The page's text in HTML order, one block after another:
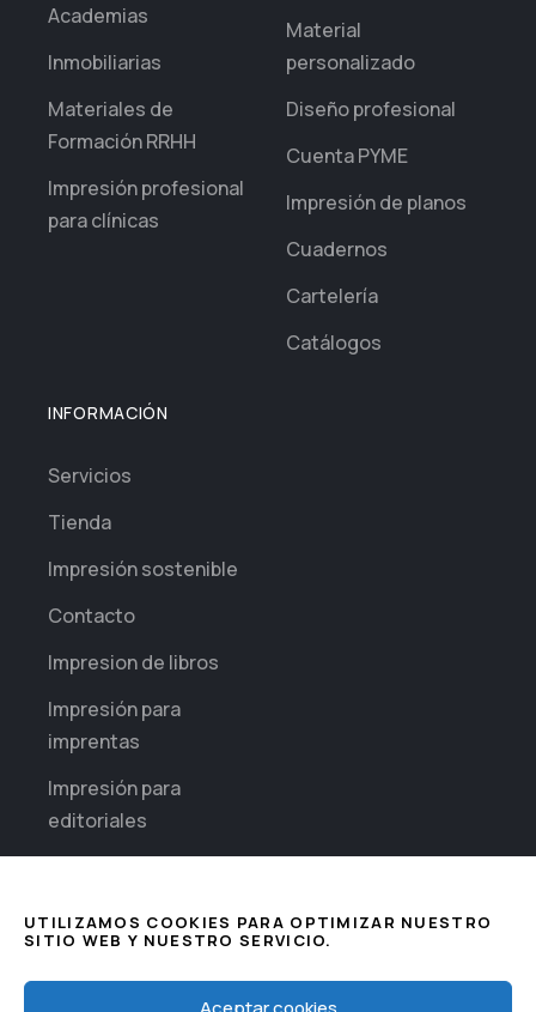
UTILIZAMOS COOKIES PARA OPTIMIZAR NUESTRO
SITIO WEB Y NUESTRO SERVICIO.
Academias
Inmobiliarias
Materiales de
Formación RRHH
Impresión profesional
para clínicas
Material
personalizado
Diseño profesional
Cuenta PYME
Impresión de planos
Cuadernos
Cartelería
Catálogos
INFORMACIÓN
Servicios
Tienda
Impresión sostenible
Contacto
Impresion de libros
Impresión para
imprentas
Impresión para
editoriales
Sectores
This website uses cookies to improve